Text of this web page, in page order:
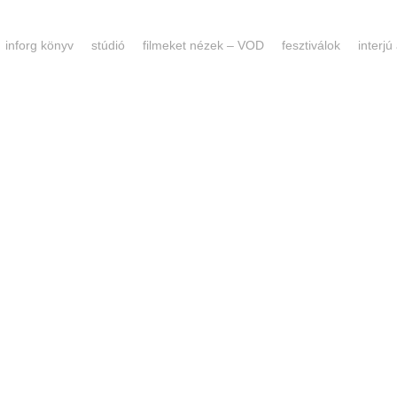
inforg könyv stúdió filmeket nézek – VOD fesztiválok interjú